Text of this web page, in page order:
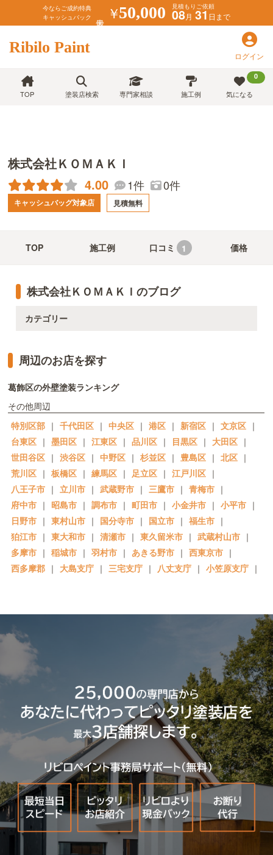
今ならご成約特典
キャッシュバック
￥50,000 見積もりご依頼
08月 31日まで
Ribilo Paint ログイン
TOP 塗装店検索 専門家相談 施工例
0
気になる
株式会社ＫＯＭＡＫＩ
4.00 1件 0件
キャッシュバッグ対象店 見積無料
TOP 施工例 口コミ 1 価格
株式会社ＫＯＭＡＫＩのブログ
カテゴリー
周辺のお店を探す
葛飾区の外壁塗装ランキング
その他周辺
特別区部 ｜ 千代田区 ｜ 中央区 ｜ 港区 ｜ 新宿区 ｜ 文京区 ｜
台東区 ｜ 墨田区 ｜ 江東区 ｜ 品川区 ｜ 目黒区 ｜ 大田区 ｜
世田谷区 ｜ 渋谷区 ｜ 中野区 ｜ 杉並区 ｜ 豊島区 ｜ 北区 ｜
荒川区 ｜ 板橋区 ｜ 練馬区 ｜ 足立区 ｜ 江戸川区 ｜
八王子市 ｜ 立川市 ｜ 武蔵野市 ｜ 三鷹市 ｜ 青梅市 ｜
府中市 ｜ 昭島市 ｜ 調布市 ｜ 町田市 ｜ 小金井市 ｜ 小平市 ｜
日野市 ｜ 東村山市 ｜ 国分寺市 ｜ 国立市 ｜ 福生市 ｜
狛江市 ｜ 東大和市 ｜ 清瀬市 ｜ 東久留米市 ｜ 武蔵村山市 ｜
多摩市 ｜ 稲城市 ｜ 羽村市 ｜ あきる野市 ｜ 西東京市 ｜
西多摩郡 ｜ 大島支庁 ｜ 三宅支庁 ｜ 八丈支庁 ｜ 小笠原支庁 ｜